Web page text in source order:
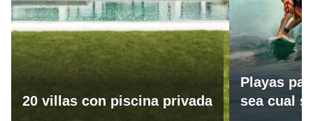
20 villas con piscina privada
Playas
sea cual